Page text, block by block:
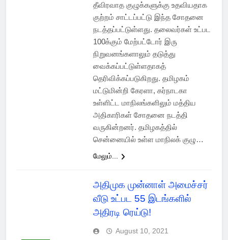
தீவிரவாத குழுக்களுக்கு உதவியதாக
குற்றம் சாட்டப்பட்டு இந்த சோதனை
நடத்தப்பட்டுள்ளது. தலைவர்கள் உட்பட
100க்கும் மேற்பட்டோர் இரு
நிறுவனங்களாலும் தடுத்து
வைக்கப்பட்டுள்ளதாகத்
தெரிவிக்கப்படுகிறது. தமிழகம்
மட்டுமின்றி கேரளா, கர்நாடகா
உள்ளிட்ட மாநிலங்களிலும் மத்திய
அதிகாரிகள் சோதனை நடத்தி
வருகின்றனர். தமிழகத்தில்
சென்னையில் உள்ள மாநிலக் குழு…
மேலும்...
அதிமுக முன்னாள் அமைச்சர்
வீடு உட்பட 55 இடங்களில்
அதிரடி ரெய்டு!
August 10, 2021